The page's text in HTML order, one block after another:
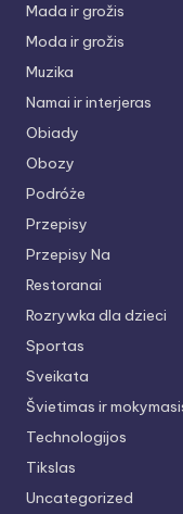
Mada ir grožis
Moda ir grožis
Muzika
Namai ir interjeras
Obiady
Obozy
Podróże
Przepisy
Przepisy Na
Restoranai
Rozrywka dla dzieci
Sportas
Sveikata
Švietimas ir
Technologijos
Tikslas
Uncategorized